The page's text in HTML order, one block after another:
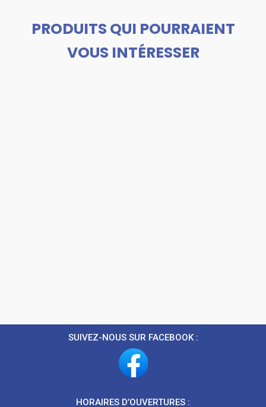
PRODUITS QUI POURRAIENT
VOUS INTÉRESSER
SUIVEZ-NOUS SUR FACEBOOK :
HORAIRES D’OUVERTURES :